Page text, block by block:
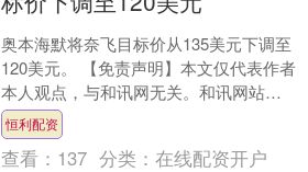
奥本海默将奈飞目标价从135美元下调至
120美元。 【免责声明】本文仅代表作者
本人观点，与和讯网无关。和讯网站对
文中陈述、观点判断保持中立，不对所
包含内容的准确....
恒利配资
查看： 137 分类：在线配资开户